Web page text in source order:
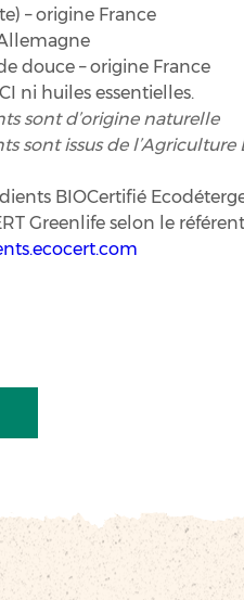
– origine France
douce – origine France
ni huiles essentielles.
sont d’origine naturelle
sont issus de l’Agriculture
BIOCertifié
Greenlife selon le